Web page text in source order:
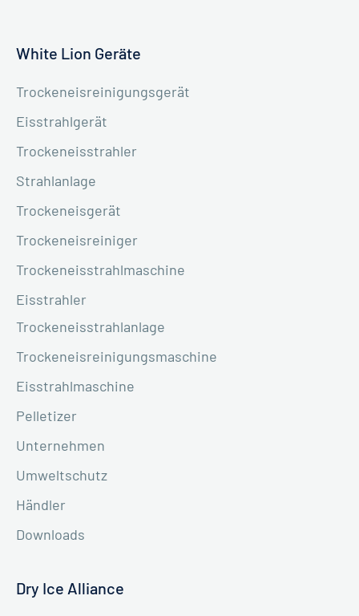
White Lion Geräte
Trockeneisreinigungsgerät
Eisstrahlgerät
Trockeneisstrahler
Strahlanlage
Trockeneisgerät
Trockeneisreiniger
Trockeneisstrahlmaschine
Eisstrahler
Trockeneisstrahlanlage
Trockeneisreinigungsmaschine
Eisstrahlmaschine
Pelletizer
Unternehmen
Umweltschutz
Händler
Downloads
Dry Ice Alliance